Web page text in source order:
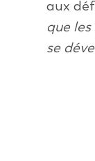
aux
que
se